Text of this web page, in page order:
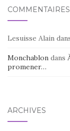
Lesuisse Alain
Monchablon dans
promener…
ARCHIVES